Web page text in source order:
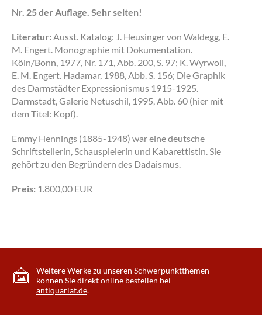
Nr. 25 der Auflage. Sehr selten!
Literatur: Ausst. Katalog: J. Heusinger von Waldegg, E.
M. Engert. Monographie mit Dokumentation.
Köln/Bonn, 1977, Nr. 171, Abb. 200, S. 97; K. Wyrwoll,
E. M. Engert. Hadamar, 1988, Abb. S. 156; Die Graphik
des Darmstädter Expressionismus 1915-1925.
Darmstadt, Galerie Netuschil, 1995, Abb. 60 (hier mit
dem Titel: Kopf).
Emmy Hennings (1885-1948) war eine deutsche
Schriftstellerin, Schauspielerin und Kabarettistin. Sie
gehört zu den Begründern des Dadaismus.
Preis: 1.800,00 EUR
Weitere Werke zu unseren Schwerpunktthemen
können Sie direkt online bestellen bei
antiquariat.de.